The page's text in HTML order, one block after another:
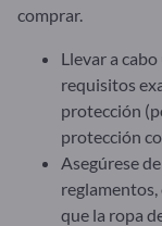
comprar.
Llevar a
requisitos
protección
protección
Asegúrese
que la ropa